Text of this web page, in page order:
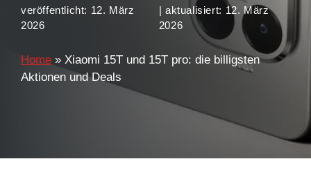
veröffentlicht: 12. März
2026
| aktualisiert: 12. März
2026
Home » Xiaomi 15T und 15T pro: die billigsten
Aktionen und Deals